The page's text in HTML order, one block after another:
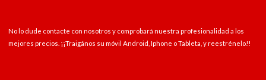
No lo dude contacte con nosotros y comprobará nuestra profesionalidad a los
mejores precios. ¡¡Traigános su móvil Android, Iphone o Tableta, y reestrénelo!!